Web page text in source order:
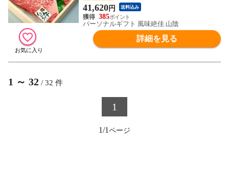
41,620円 送料込み
385
パーソナルギフト 風味絶佳.山陰
詳細を見る
1 ～ 32 / 32 件
1
1/1